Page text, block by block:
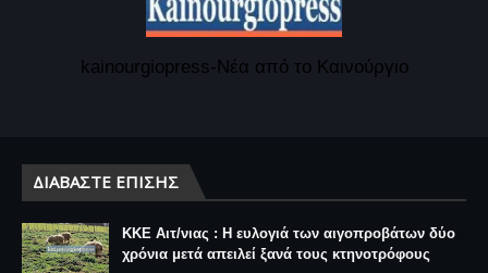
kainourgiopress-Νέα από το Καινούργιο
ΔΙΑΒΆΣΤΕ ΕΠΊΣΗΣ
ΚΚΕ Αιτ/νιας : Η ευλογιά των αιγοπροβάτων δύο
χρόνια μετά απειλεί ξανά τους κτηνοτρόφους